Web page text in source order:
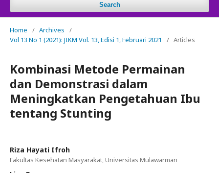
Search
Home / Archives
/
Vol 13 No 1 (2021): JIKM Vol. 13, Edisi 1, Februari 2021
/ Articles
Kombinasi Metode Permainan
dan Demonstrasi dalam
Meningkatkan Pengetahuan Ibu
tentang Stunting
Riza Hayati Ifroh
Fakultas Kesehatan Masyarakat, Universitas Mulawarman